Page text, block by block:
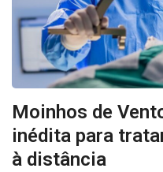
Moinhos de
inédita para
à distância